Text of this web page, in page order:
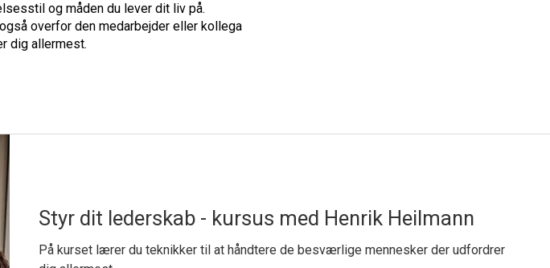
og måden du lever dit liv på.
overfor den medarbejder eller kollega
dig allermest.
Styr dit lederskab - kursus med Henrik Heilmann
På kurset lærer du teknikker til at håndtere de besværlige mennesker der udfordrer